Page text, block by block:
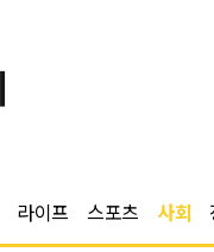
라이프 스포츠 사회